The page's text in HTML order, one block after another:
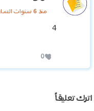
منذ 6 سنوات الساعة 14:11
4
0
اترك تعليقاً